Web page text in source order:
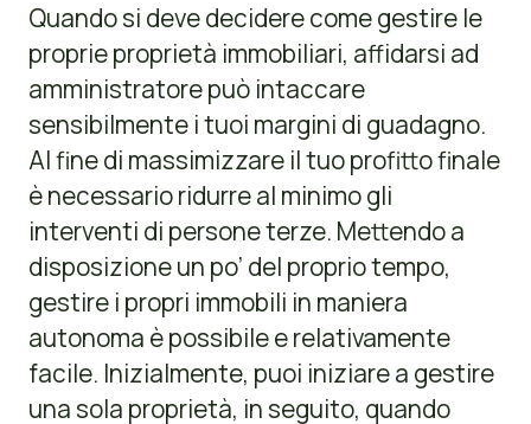
Quando si deve decidere come gestire le
proprie proprietà immobiliari, affidarsi ad
amministratore può intaccare
sensibilmente i tuoi margini di guadagno.
Al fine di massimizzare il tuo profitto finale
è necessario ridurre al minimo gli
interventi di persone terze. Mettendo a
disposizione un po’ del proprio tempo,
gestire i propri immobili in maniera
autonoma è possibile e relativamente
facile. Inizialmente, puoi iniziare a gestire
una sola proprietà, in seguito, quando